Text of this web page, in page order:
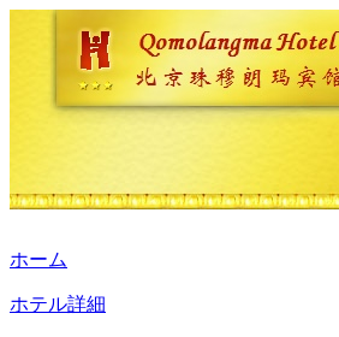
ホーム
ホテル詳細